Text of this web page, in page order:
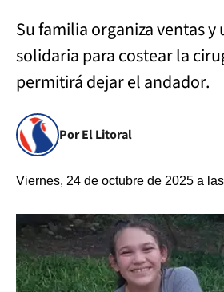
Su familia organiza ventas y
solidaria para costear la
permitirá dejar el andador.
Por El Litoral
Viernes, 24 de octubre de 2025 a